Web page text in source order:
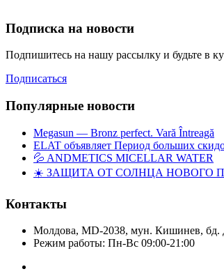
Подписка на новости
Подпишитесь на нашу рассылку и будьте в
Подписаться
Популярные новости
Megasun — Bronz perfect. Vară Întreagă
ELAT объявляет Период больших
💦 ANDMETICS MICELLAR WATER
☀️ ЗАЩИТА ОТ СОЛНЦА НОВОГО
Контакты
Молдова, MD-2038, мун. Кишинев, бд.
Режим работы: Пн-Вс 09:00-21:00